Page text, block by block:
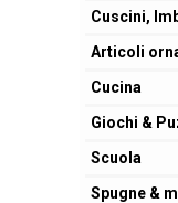
Cuscini,
Articoli
Cucina
Giochi &
Scuola
Spugne &